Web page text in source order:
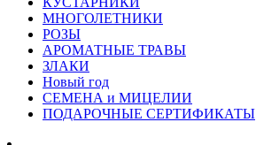
МНОГОЛЕТНИКИ
РОЗЫ
АРОМАТНЫЕ ТРАВЫ
ЗЛАКИ
Новый год
СЕМЕНА и МИЦЕЛИИ
ПОДАРОЧНЫЕ СЕРТИФИКАТЫ